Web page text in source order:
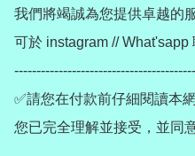
我們將竭誠為您提供卓越的服
可於 instagram // What'sapp
✅請您在付款前仔細閱讀本
您已完全理解並接受，並同